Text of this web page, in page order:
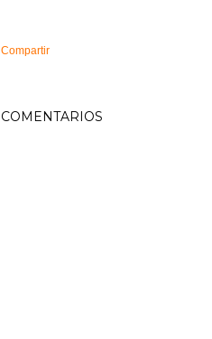
Compartir
COMENTARIOS